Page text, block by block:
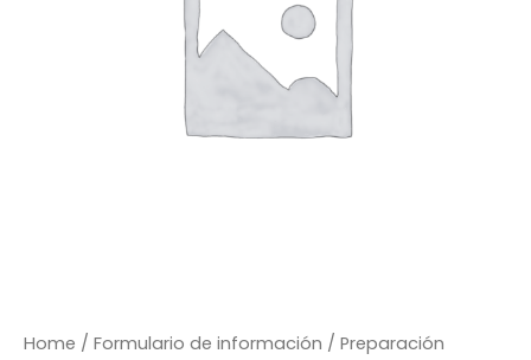
Home / Formulario de información / Preparación
notarial